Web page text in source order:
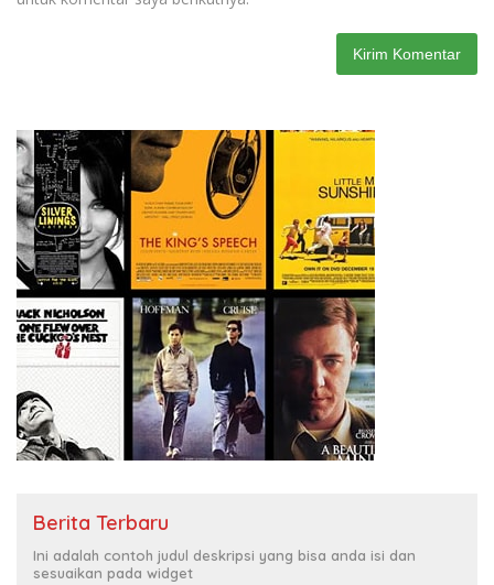
Berita Terbaru
Ini adalah contoh judul deskripsi yang bisa anda isi dan
sesuaikan pada widget